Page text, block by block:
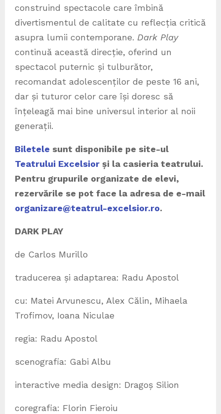
construind spectacole care îmbină
divertismentul de calitate cu reflecția critică
asupra lumii contemporane. Dark Play
continuă această direcție, oferind un
spectacol puternic și tulburător,
recomandat adolescenților de peste 16 ani,
dar și tuturor celor care își doresc să
înțeleagă mai bine universul interior al noii
generații.
Biletele sunt disponibile pe site-ul
Teatrului Excelsior și la casieria teatrului.
Pentru grupurile organizate de elevi,
rezervările se pot face la adresa de e-mail
organizare@teatrul-excelsior.ro.
DARK PLAY
de Carlos Murillo
traducerea și adaptarea: Radu Apostol
cu: Matei Arvunescu, Alex Călin, Mihaela
Trofimov, Ioana Niculae
regia: Radu Apostol
scenografia: Gabi Albu
interactive media design: Dragoș Silion
coregrafia: Florin Fieroiu